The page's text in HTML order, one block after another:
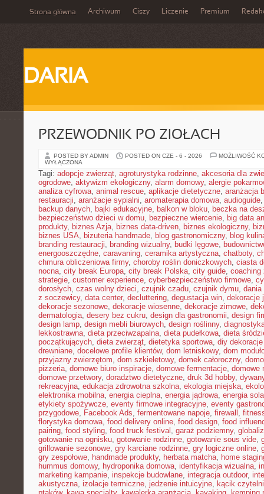
Strona główna Archiwum Ciszy Liczenie Premium
DARIA
PRZEWODNIK PO ZIOŁACH
POSTED BY ADMIN POSTED ON CZE - 6 - 2026
MOŻLIWOŚĆ
WYŁĄCZONA
Tagi: adopcje zwierząt, agroturystyka rodzinne, akcesoria dla
ogrodowe, aktywizm ekologiczny, alarm domowy, alergie
analiza cyfrowa, animal rescue, aplikacje dietetyczne, aranżacja
restauracji, aranżacje sypialni, aromaterapia domowa, audioguide
backup danych, bajki edukacyjne, balkon w bloku, beczka na
bezpieczeństwo dzieci w domu, bezpieczne wiercenie, big data
produkty, biznes Azja, biznes data-driven, biznes ekologiczny,
biznes USA, bizuteria handmade, blog gastronomiczny, blog
branding restauracji, branding wizualny, budki lęgowe,
energooszczędne, caravaning, ceramika artystyczna, chatboty,
chmura obliczeniowa firmy, choroby roślin doniczkowych, ciasta
nocna, city break Europa, city break Polska, city guide, coaching
strategie, customer experience, cyberbezpieczeństwo firmowe,
dorosłych, czas wolny dzieci, czujnik czadu, czujnik dymu,
z soczewicy, data center, decluttering, degustacja win, dekoracje
dekoracje sezonowe, dekoracje wiosenne, dekoracje zimowe,
dermatologia, desery bez cukru, design dla gastronomii, design
design lamp, design mebli biurowych, design roślinny,
lekkostrawna, dieta przeciwzapalna, dieta pudełkowa, dieta
początkujących, dieta zwierząt, dietetyka sportowa, diy
drewniane, docelowe profile klientów, dom letniskowy, dom
przyjazny zwierzętom, dom szkieletowy, domek całoroczny,
pizzeria, domowe biuro inspiracje, domowe fermentacje, domowe
domowe przetwory, doradztwo dietetyczne, druk 3d hobby,
rekreacyjna, edukacja zdrowotna szkolna, ekologia miejska,
elektronika mobilna, energia cieplna, energia jądrowa, energia
etykiety spożywcze, eventy firmowe integracyjne, eventy
przygodowe, Facebook Ads, fermentowane napoje, firewall ,
florystyka domowa, food delivery online, food design, food
pairing, food styling, food truck festival , garaż podziemny,
gotowanie na ognisku, gotowanie rodzinne, gotowanie sous vide,
grillowanie sezonowe, gry karciane rodzinne, gry logiczne online,
gry zespołowe, handmade produkty, herbata matcha, home
hummus domowy, hydroponika domowa, identyfikacja wizualna,
marketing kampanie, inspekcje budowlane, integracja outdoor,
akustyczna, izolacje termiczne, jedzenie intuicyjne, kącik